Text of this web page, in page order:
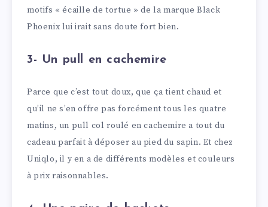
motifs « écaille de tortue » de la marque Black
Phoenix lui irait sans doute fort bien.
3- Un pull en cachemire
Parce que c’est tout doux, que ça tient chaud et
qu’il ne s’en offre pas forcément tous les quatre
matins, un pull col roulé en cachemire a tout du
cadeau parfait à déposer au pied du sapin. Et chez
Uniqlo, il y en a de différents modèles et couleurs
à prix raisonnables.